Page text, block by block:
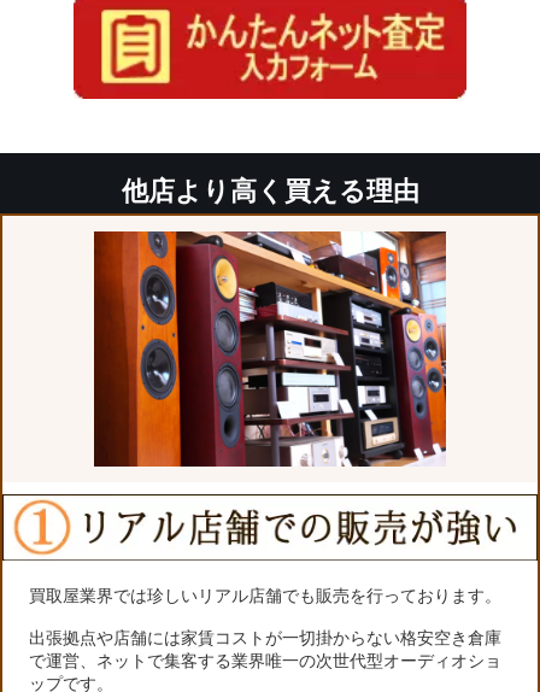
他店より高く買える理由
買取屋業界では珍しいリアル店舗でも販売を行っております。
出張拠点や店舗には家賃コストが一切掛からない格安空き倉庫
で運営、ネットで集客する業界唯一の次世代型オーディオショ
ップです。